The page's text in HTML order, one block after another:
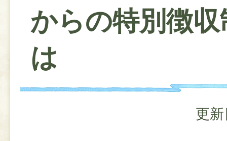
からの特別徴
は
更